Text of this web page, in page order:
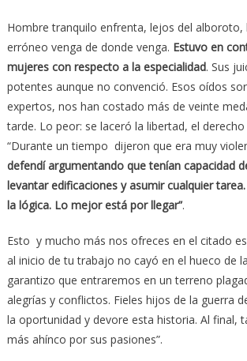
Hombre tranquilo enfrenta, lejos del alboroto,
erróneo venga de donde venga. Estuvo en
mujeres con respecto a la especialidad. Sus
potentes aunque no convenció. Esos oídos
expertos, nos han costado más de veinte
tarde. Lo peor: se laceró la libertad, el
“Durante un tiempo dijeron que era muy
defendí argumentando que tenían capacidad
levantar edificaciones y asumir cualquier
la lógica. Lo mejor está por llegar”.
Esto y mucho más nos ofreces en el citado
al inicio de tu trabajo no cayó en el hueco de
garantizo que entraremos en un terreno
alegrías y conflictos. Fieles hijos de la guerra
la oportunidad y devore esta historia. Al final,
más ahínco por sus pasiones”.